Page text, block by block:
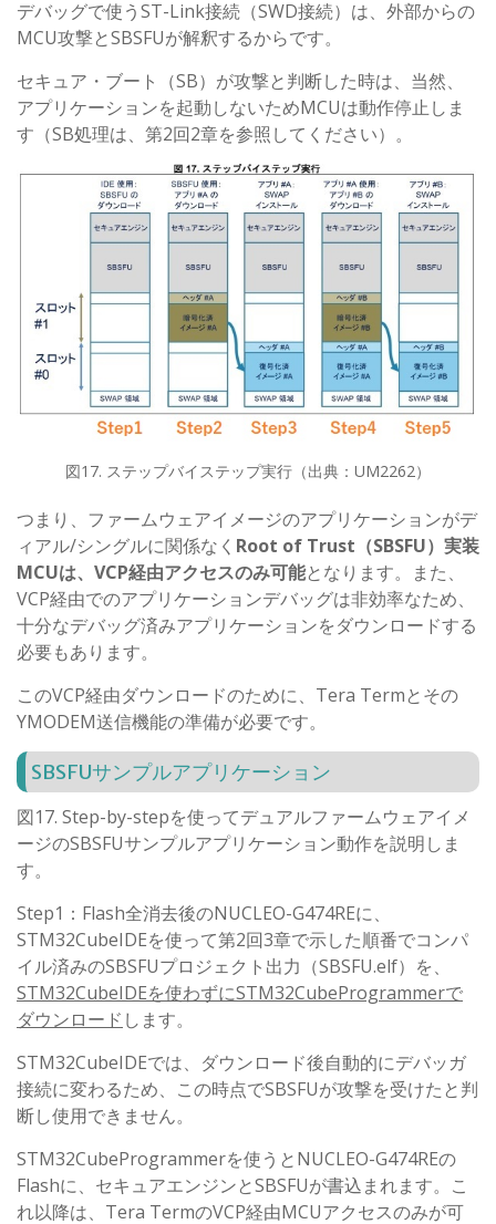
デバッグで使うST-Link接続（SWD接続）は、外部からの
MCU攻撃とSBSFUが解釈するからです。
セキュア・ブート（SB）が攻撃と判断した時は、当然、
アプリケーションを起動しないためMCUは動作停止しま
す（SB処理は、第2回2章を参照してください）。
図17. ステップバイステップ実行（出典：UM2262）
つまり、ファームウェアイメージのアプリケーションがデ
ィアル/シングルに関係なく Root of Trust（SBSFU）実装
MCUは、VCP経由アクセスのみ可能となります。また、
VCP経由でのアプリケーションデバッグは非効率なため、
十分なデバッグ済みアプリケーションをダウンロードする
必要もあります。
このVCP経由ダウンロードのために、Tera Termとその
YMODEM送信機能の準備が必要です。
SBSFUサンプルアプリケーション
図17. Step-by-stepを使ってデュアルファームウェアイメ
ージのSBSFUサンプルアプリケーション動作を説明しま
す。
Step1：Flash全消去後のNUCLEO-G474REに、
STM32CubeIDEを使って第2回3章で示した順番でコンパ
イル済みのSBSFUプロジェクト出力（SBSFU.elf）を、
STM32CubeIDEを使わずにSTM32CubeProgrammerで
ダウンロード します。
STM32CubeIDEでは、ダウンロード後自動的にデバッガ
接続に変わるため、この時点でSBSFUが攻撃を受けたと判
断し使用できません。
STM32CubeProgrammerを使うとNUCLEO-G474REの
Flashに、セキュアエンジンとSBSFUが書込まれます。こ
れ以降は、Tera TermのVCP経由MCUアクセスのみが可